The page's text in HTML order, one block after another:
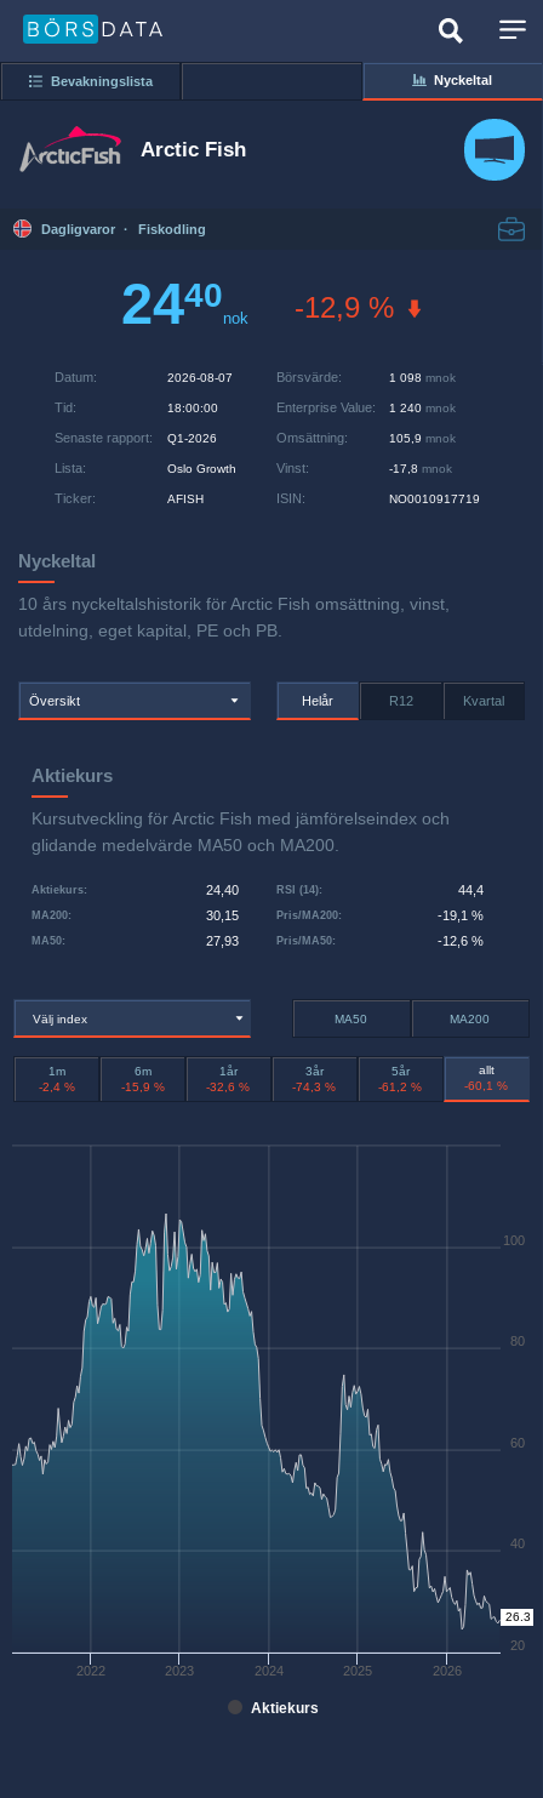
Bevakningslista Nyckeltal
Arctic Fish
Dagligvaror · Fiskodling
2440
nok -12,9 %
Datum: 2026-08-07
Tid: 18:00:00
Senaste rapport: Q1-2026
Lista: Oslo Growth
Ticker: AFISH
Börsvärde: 1 098 mnok
Enterprise Value: 1 240 mnok
Omsättning: 105,9 mnok
Vinst: -17,8 mnok
ISIN: NO0010917719
Nyckeltal
10 års nyckeltalshistorik för Arctic Fish omsättning, vinst,
utdelning, eget kapital, PE och PB.
Översikt Helår R12 Kvartal
Aktiekurs
Kursutveckling för Arctic Fish med jämförelseindex och
glidande medelvärde MA50 och MA200.
Aktiekurs: 24,40
MA50: 27,93
MA200: 30,15 Pris/MA200: -19,1 %
RSI (14): 44,4
Pris/MA50: -12,6 %
Välj index MA50 MA200
1m
-2,4 %
6m
-15,9 %
1år
-32,6 %
3år
-74,3 %
5år
-61,2 %
allt
-60,1 %
Aktiekurs
2022 2023 2024 2025 2026
20
40
60
80
100
26.3